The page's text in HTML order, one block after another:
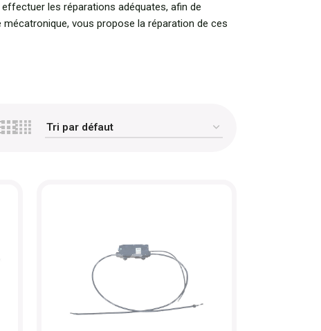
les réparations adéquates, afin de
vous propose la réparation de ces